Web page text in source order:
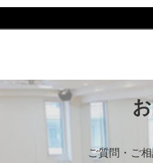
ご質問・ご